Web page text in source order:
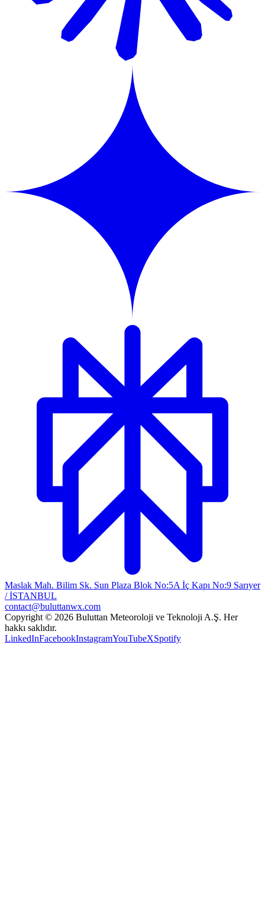
Maslak Mah. Bilim Sk. Sun Plaza Blok No:5A İç Kapı No:9 Sarıyer
/ İSTANBUL
contact@buluttanwx.com
Copyright © 2026 Buluttan Meteoroloji ve Teknoloji A.Ş. Her
hakkı saklıdır.
LinkedInFacebookInstagramYouTubeXSpotify